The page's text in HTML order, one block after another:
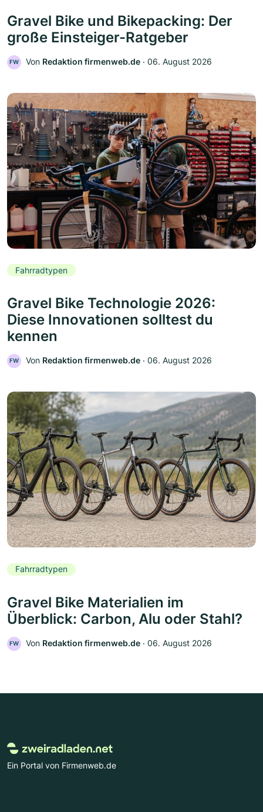
Gravel Bike und Bikepacking: Der
große Einsteiger-Ratgeber
FW Von Redaktion firmenweb.de ‧ 06. August 2026
Fahrradtypen
Gravel Bike Technologie 2026:
Diese Innovationen solltest du
kennen
FW Von Redaktion firmenweb.de ‧ 06. August 2026
Fahrradtypen
Gravel Bike Materialien im
Überblick: Carbon, Alu oder Stahl?
FW Von Redaktion firmenweb.de ‧ 06. August 2026
Ein Portal von Firmenweb.de